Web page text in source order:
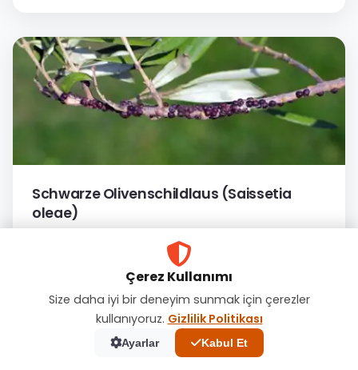
Schwarze Olivenschildlaus (Saissetia
oleae)
Çerez Kullanımı
Size daha iyi bir deneyim sunmak için çerezler
kullanıyoruz. Gizlilik Politikası
Ayarlar Kabul Et